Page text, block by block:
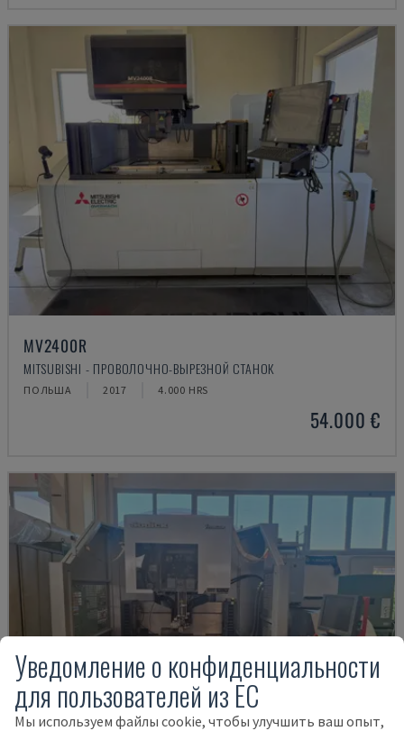
MV2400R
MITSUBISHI - ПРОВОЛОЧНО-ВЫРЕЗНОЙ СТАНОК
ПОЛЬША 2017 4.000 HRS
54.000 €
Уведомление о конфиденциальности
для пользователей из ЕС
Мы используем файлы cookie, чтобы улучшить ваш опыт,